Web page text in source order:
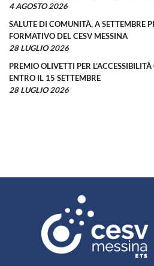
4 AGOSTO 2026
SALUTE DI COMUNITÀ, A SETTEMBRE
FORMATIVO DEL CESV MESSINA
28 LUGLIO 2026
PREMIO OLIVETTI PER
ENTRO IL 15 SETTEMBRE
28 LUGLIO 2026